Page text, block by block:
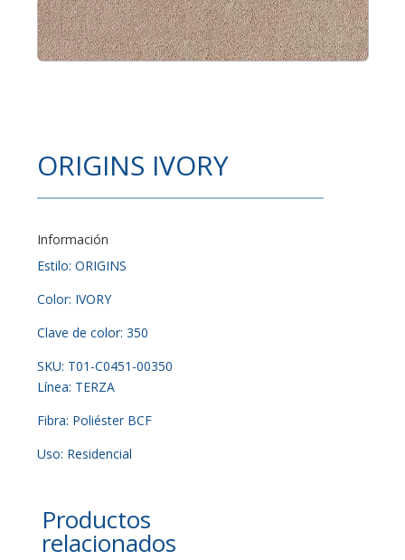
ORIGINS IVORY
Información
Estilo: ORIGINS
Color: IVORY
Clave de color: 350
SKU: T01-C0451-00350
Línea: TERZA
Fibra: Poliéster BCF
Uso: Residencial
Productos
relacionados